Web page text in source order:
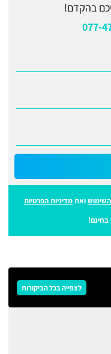
בהקדם!
077-
ואתמדיניות הפרטיות
בחינם!
לצפייה בכל הביקורות